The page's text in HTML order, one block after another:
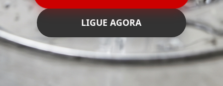
LIGUE AGORA